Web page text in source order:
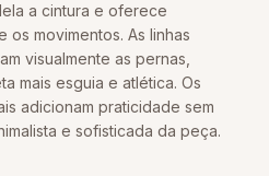
a cintura e oferece
os movimentos. As linhas
visualmente as pernas,
mais esguia e atlética. Os
adicionam praticidade sem
e sofisticada da peça.